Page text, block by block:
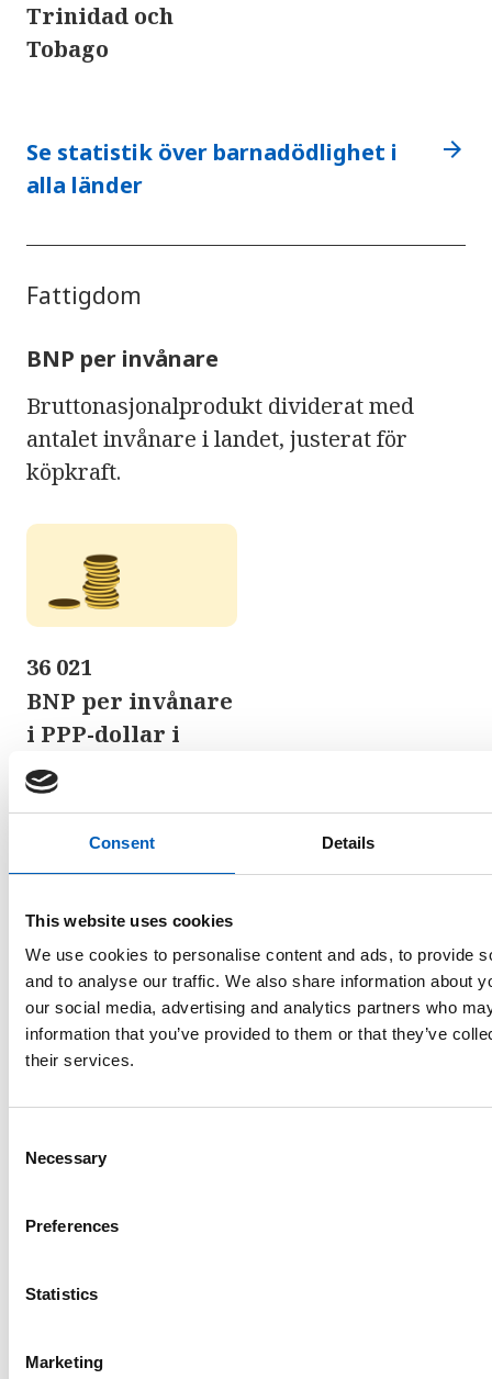
Consent Details
This website uses cookies
We use cookies to personalise content and ads, to provide
and to analyse our traffic. We also share information about
our social media, advertising and analytics partners who
information that you’ve provided to them or that they’ve
their services.
Necessary
Preferences
Statistics
Marketing
Trinidad och
Tobago
Se statistik över barnadödlighet i
alla länder
arrow_forward
Fattigdom
BNP per invånare
Bruttonasjonalprodukt dividerat med
antalet invånare i landet, justerat för
köpkraft.
36 021
BNP per invånare
i PPP-dollar i
Trinidad och
Tobago
Mänsklig utveckling
Human
Index för
Tobago